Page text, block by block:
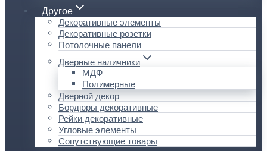
Другое
Декоративные элементы
Декоративные розетки
Потолочные панели
Дверные наличники
МДФ
Полимерные
Дверной декор
Бордюры декоративные
Рейки декоративные
Угловые элементы
Сопутствующие товары